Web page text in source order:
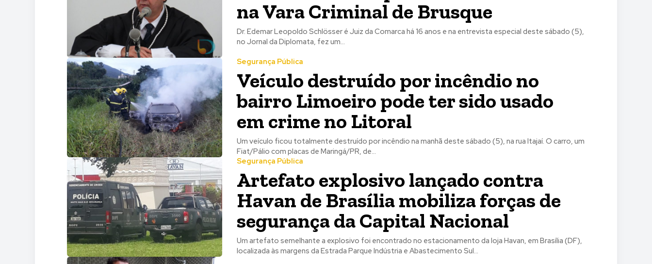
na Vara Criminal de Brusque
Dr. Edemar Leopoldo Schlösser é Juiz da Comarca há 16 anos e na entrevista especial deste sábado (5),
no Jornal da Diplomata, fez um...
Segurança Pública
Veículo destruído por incêndio no
bairro Limoeiro pode ter sido usado
em crime no Litoral
Um veículo ficou totalmente destruído por incêndio na manhã deste sábado (5), na rua Itajaí. O carro, um
Fiat/Pálio com placas de Maringá/PR, de...
Segurança Pública
Artefato explosivo lançado contra
Havan de Brasília mobiliza forças de
segurança da Capital Nacional
Um artefato semelhante a explosivo foi encontrado no estacionamento da loja Havan, em Brasília (DF),
localizada às margens da Estrada Parque Indústria e Abastecimento Sul...